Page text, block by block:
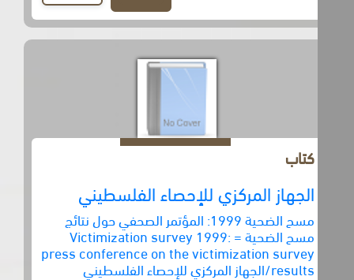
الجهاز المركزي للإحصاء الفلسطيني
مسح الضحية 1999: المؤتمر الصحفي حول نتائج
مسح الضحية = Victimization survey 1999:
press conference on the victimization survey
results/الجهاز المركزي للإحصاء الفلسطيني